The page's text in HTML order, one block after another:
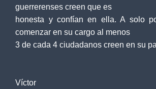
guerrerenses creen que es
honesta y confían en ella. A solo
comenzar en su cargo al menos
3 de cada 4 ciudadanos creen en su
Víctor